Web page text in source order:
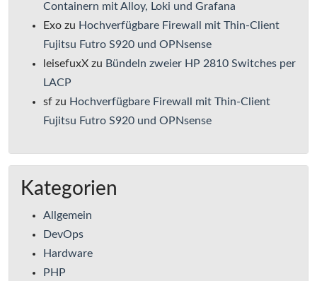
Containern mit Alloy, Loki und Grafana
Exo zu Hochverfügbare Firewall mit Thin-Client
Fujitsu Futro S920 und OPNsense
leisefuxX zu Bündeln zweier HP 2810 Switches per
LACP
sf zu Hochverfügbare Firewall mit Thin-Client
Fujitsu Futro S920 und OPNsense
Kategorien
Allgemein
DevOps
Hardware
PHP